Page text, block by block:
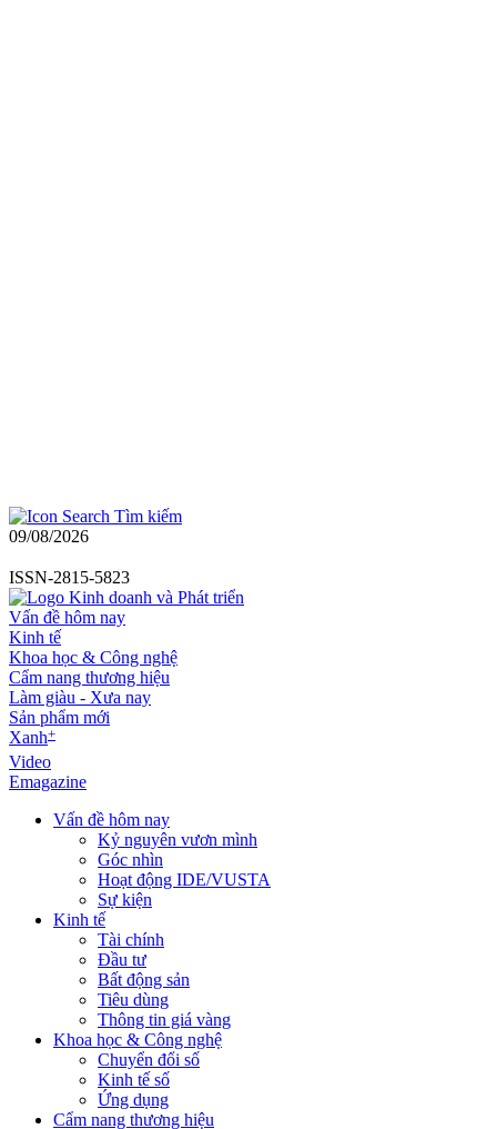
Tìm kiếm
09/08/2026
ISSN-2815-5823
Vấn đề hôm nay
Kinh tế
Khoa học & Công nghệ
Cẩm nang thương hiệu
Làm giàu - Xưa nay
Sản phẩm mới
Xanh+
Video
Emagazine
Vấn đề hôm nay
Kỷ nguyên vươn mình
Góc nhìn
Hoạt động IDE/VUSTA
Sự kiện
Kinh tế
Tài chính
Đầu tư
Bất động sản
Tiêu dùng
Thông tin giá vàng
Khoa học & Công nghệ
Chuyển đổi số
Kinh tế số
Ứng dụng
Cẩm nang thương hiệu